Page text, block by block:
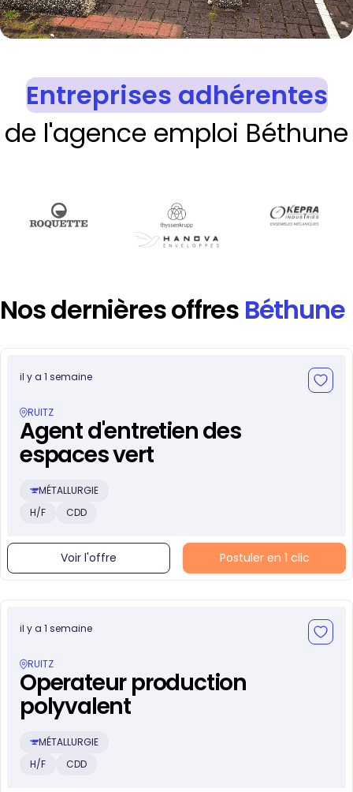
Entreprises adhérentes
de l'agence emploi Béthune
Nos dernières offres Béthune
il y a 1 semaine
RUITZ
Agent d'entretien des
espaces vert
MÉTALLURGIE
H/F
CDD
Voir l'offre Postuler en 1 clic
il y a 1 semaine
RUITZ
Operateur production
polyvalent
MÉTALLURGIE
H/F
CDD